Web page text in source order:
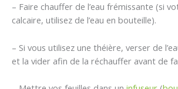
– Faire chauffer de l’eau frémissante (si
calcaire, utilisez de l’eau en bouteille).
– Si vous utilisez une théière, verser de
et la vider afin de la réchauffer avant de